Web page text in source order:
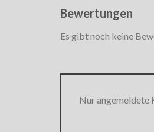
Bewertungen
Es gibt noch keine
Nur angemeldete